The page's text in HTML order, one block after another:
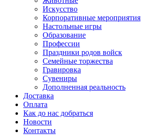
Искусство
Корпоративные мероприятия
Настольные игры
Образование
Профессии
Праздники родов войск
Семейные торжества
Гравировка
Сувениры
Дополненная реальность
Доставка
Оплата
Как до нас добраться
Новости
Контакты